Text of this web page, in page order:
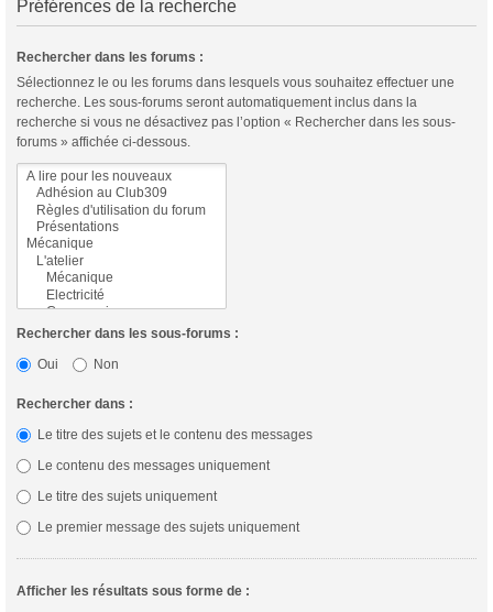
Préférences de la recherche
Rechercher dans les forums :
Sélectionnez le ou les forums dans lesquels vous souhaitez effectuer une
recherche. Les sous-forums seront automatiquement inclus dans la
recherche si vous ne désactivez pas l’option « Rechercher dans les sous-
forums » affichée ci-dessous.
Rechercher dans les sous-forums :
Oui
Non
Rechercher dans :
Le titre des sujets et le contenu des messages
Le contenu des messages uniquement
Le titre des sujets uniquement
Le premier message des sujets uniquement
Afficher les résultats sous forme de :